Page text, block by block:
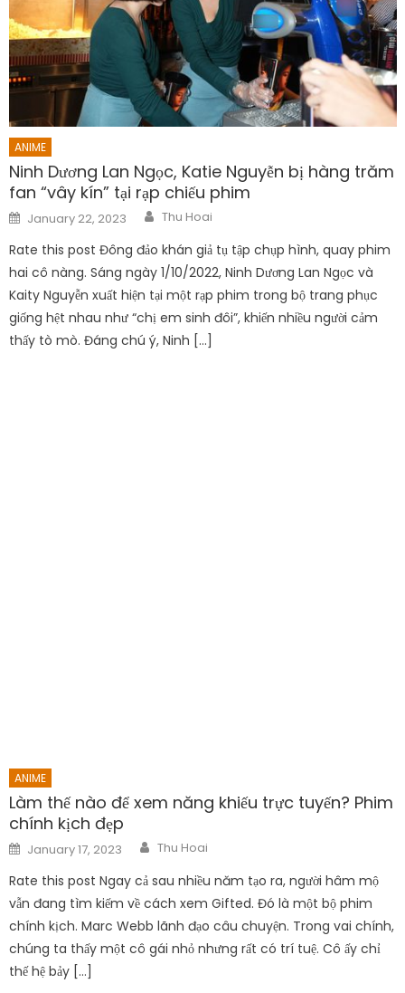
ANIME
Ninh Dương Lan Ngọc, Katie Nguyễn bị hàng trăm
fan “vây kín” tại rạp chiếu phim
Posted
on
January 22, 2023 Author
Thu Hoai
Rate this post Đông đảo khán giả tụ tập chụp hình, quay phim
hai cô nàng. Sáng ngày 1/10/2022, Ninh Dương Lan Ngọc và
Kaity Nguyễn xuất hiện tại một rạp phim trong bộ trang phục
giống hệt nhau như “chị em sinh đôi”, khiến nhiều người cảm
thấy tò mò. Đáng chú ý, Ninh […]
ANIME
Làm thế nào để xem năng khiếu trực tuyến? Phim
chính kịch đẹp
Posted
on
January 17, 2023 Author
Thu Hoai
Rate this post Ngay cả sau nhiều năm tạo ra, người hâm mộ
vẫn đang tìm kiếm về cách xem Gifted. Đó là một bộ phim
chính kịch. Marc Webb lãnh đạo câu chuyện. Trong vai chính,
chúng ta thấy một cô gái nhỏ nhưng rất có trí tuệ. Cô ấy chỉ
thế hệ bảy […]